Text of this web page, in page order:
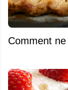
Comment